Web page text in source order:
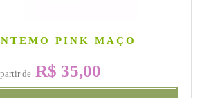
PINK MAÇO
deR$ 35,00